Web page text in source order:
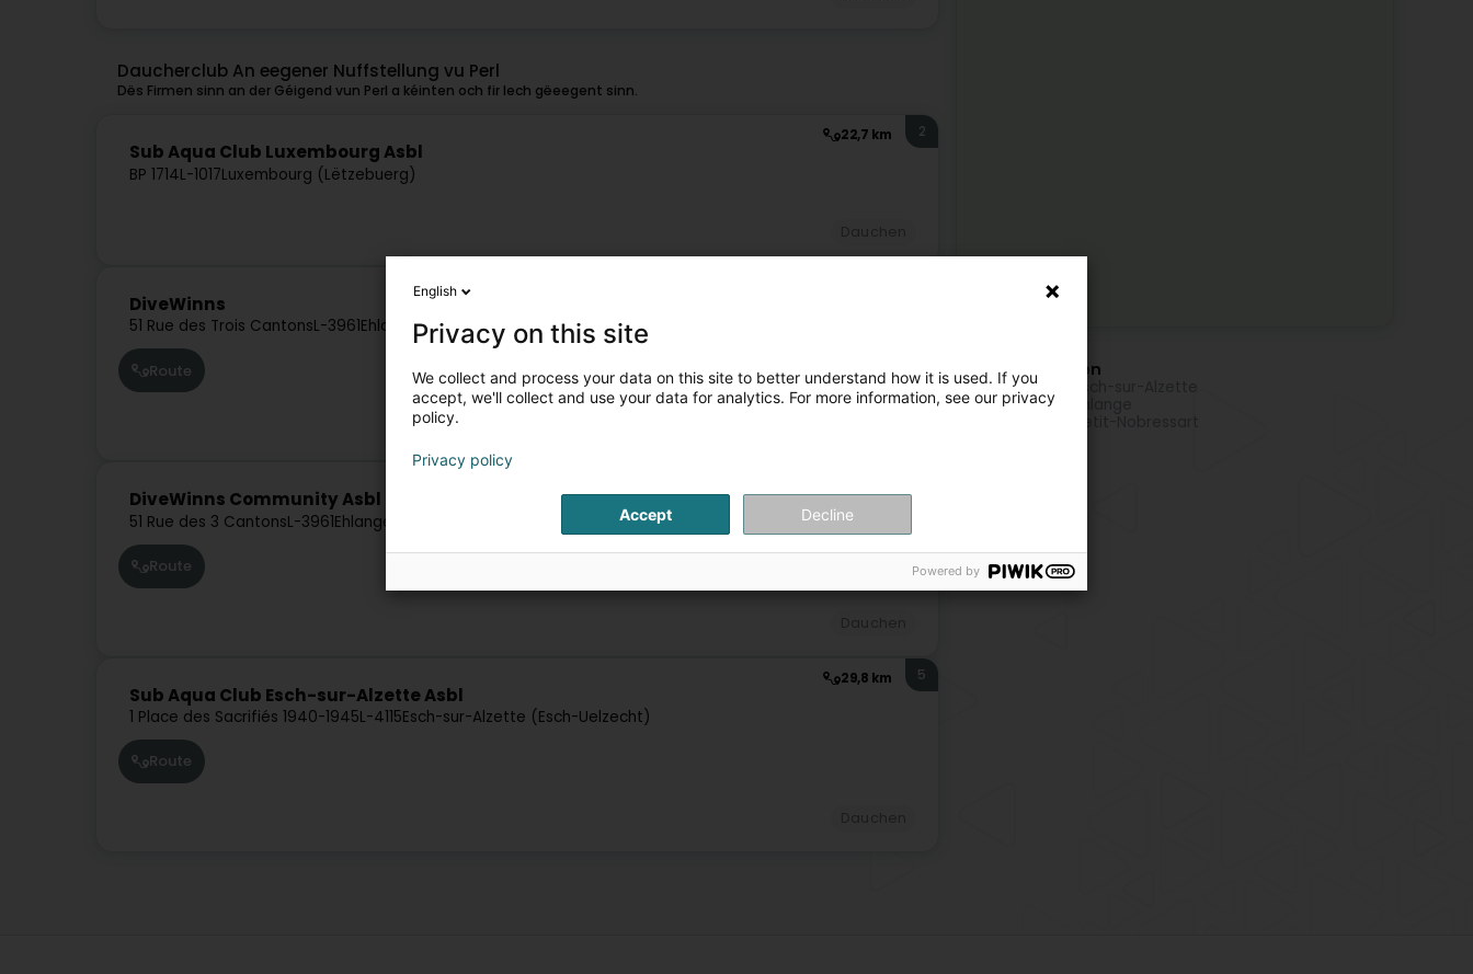
Daucherclub An eegener Nuffstellung vu Perl
Dës Firmen sinn an der Géigend vun Perl a kéinten och fir Iech gëeegent sinn.
22,7 km
Sub Aqua Club Luxembourg Asbl
BP 1714L-1017Luxembourg (Lëtzebuerg)
2
DiveWinns
51 Rue des Trois CantonsL-3961Ehlange (Ehleng)
Route
DiveWinns Community Asbl
51 Rue des 3 CantonsL-3961Ehlange (Ehleng)
Route
29,8 km
Sub Aqua Club Esch-sur-Alzette Asbl
1 Place des Sacrifiés 1940-1945L-4115Esch-sur-Alzette (Esch-Uelzecht)
5
Route
Méi Uertschaften
Daucherclub zu Esch-sur-Alzette
Daucherclub zu Ehlange
English
Privacy on this site
We collect and process your data on this site to better understand how it is used. If you
accept, we'll collect and use your data for analytics. For more information, see our privacy
policy.
Privacy policy
Accept Decline
Powered by